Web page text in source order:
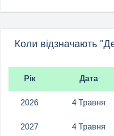
Коли відзначають
Рік Дата
2026 4 Травня
2027 4 Травня